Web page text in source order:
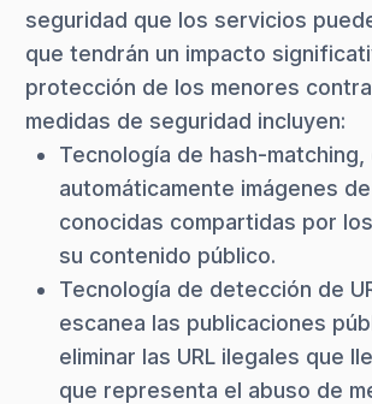
seguridad que los servicios
que tendrán un impacto
protección de los menores contra
medidas de seguridad incluyen:
Tecnología de hash-
automáticamente imágenes
conocidas compartidas por
su contenido público.
Tecnología de detección de
escanea las publicaciones
eliminar las URL ilegales que
que representa el abuso de